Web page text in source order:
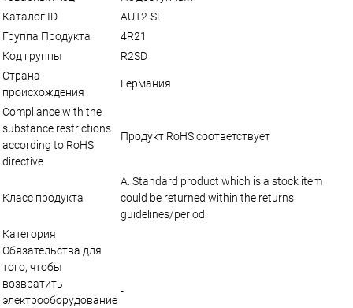
Каталог ID
AUT2-SL
Группа Продукта
4R21
Код группы
R2SD
Страна
происхождения
Германия
Compliance with the
substance restrictions
according to RoHS
directive
Продукт RoHS соответствует
Класс продукта
A: Standard product which is a stock item
could be returned within the returns
guidelines/period.
Категория
Обязательства для
того, чтобы
возвратить
электрооборудование
-